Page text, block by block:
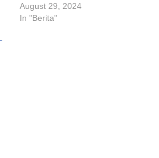
August 29, 2024
In "Berita"